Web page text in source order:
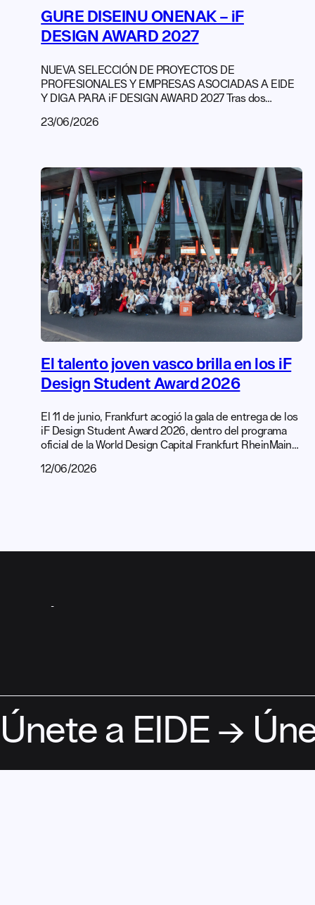
GURE DISEINU ONENAK – iF
DESIGN AWARD 2027
NUEVA SELECCIÓN DE PROYECTOS DE
PROFESIONALES Y EMPRESAS ASOCIADAS A EIDE
Y DIGA PARA iF DESIGN AWARD 2027 Tras dos
del acuerdo de colaboración firmado con iF DESIGN en
profesionales, empresas y centros educativos
asociados a […]
23/06/2026
El talento joven vasco brilla en los iF
Design Student Award 2026
El 11 de junio, Frankfurt acogió la gala de entrega de los
iF Design Student Award 2026, dentro del programa
oficial de la World Design Capital Frankfurt RheinMain
destacar a nivel internacional con el reconocimiento a
12/06/2026
Únete a EIDE →